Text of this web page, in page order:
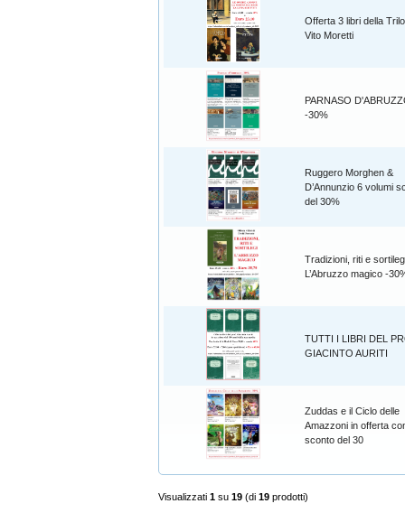
Offerta 3 libri della
Vito Moretti
PARNASO
-30%
Ruggero Morghen &
D’Annunzio 6 volumi
del 30%
Tradizioni, riti e
L’Abruzzo magico -
TUTTI I LIBRI DEL
GIACINTO AURITI
Zuddas e il Ciclo delle
Amazzoni in offerta
sconto del 30
Visualizzati 1 su 19 (di 19 prodotti)